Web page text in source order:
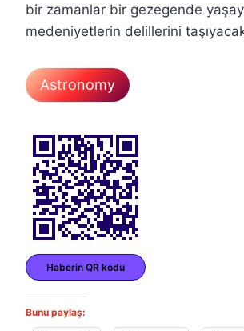
bir zamanlar bir gezegende
medeniyetlerin delillerini
Astronomy
Haberin QR kodu
Bunu paylaş: